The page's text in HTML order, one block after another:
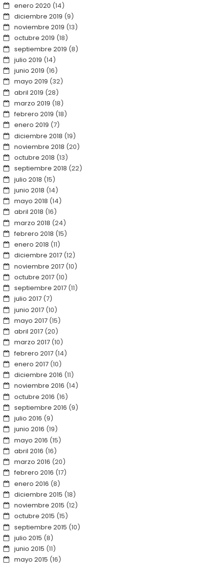
enero 2020 (14)
diciembre 2019 (9)
noviembre 2019 (13)
octubre 2019 (18)
septiembre 2019 (8)
julio 2019 (14)
junio 2019 (16)
mayo 2019 (32)
abril 2019 (28)
marzo 2019 (18)
febrero 2019 (18)
enero 2019 (7)
diciembre 2018 (19)
noviembre 2018 (20)
octubre 2018 (13)
septiembre 2018 (22)
julio 2018 (15)
junio 2018 (14)
mayo 2018 (14)
abril 2018 (16)
marzo 2018 (24)
febrero 2018 (15)
enero 2018 (11)
diciembre 2017(12)
noviembre 2017(10)
octubre 2017(10)
septiembre 2017(11)
julio 2017(7)
junio 2017(10)
mayo 2017(15)
abril 2017(20)
marzo 2017(10)
febrero 2017(14)
enero 2017(10)
diciembre 2016 (11)
noviembre 2016 (14)
octubre 2016 (16)
septiembre 2016 (9)
julio 2016 (9)
junio 2016 (19)
mayo 2016 (15)
abril 2016 (16)
marzo 2016 (20)
febrero 2016 (17)
enero 2016 (8)
diciembre 2015 (18)
noviembre 2015 (12)
octubre 2015 (15)
septiembre 2015 (10)
julio 2015 (8)
junio 2015 (11)
mayo 2015 (16)